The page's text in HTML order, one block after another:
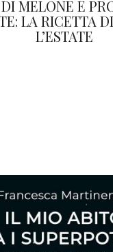
MELONE E
LA RICETTA
L’ESTATE